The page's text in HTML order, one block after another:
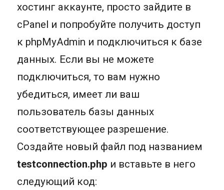
хостинг аккаунте, просто зайдите в
cPanel и попробуйте получить доступ
к phpMyAdmin и подключиться к базе
данных. Если вы не можете
подключиться, то вам нужно
убедиться, имеет ли ваш
пользователь базы данных
соответствующее разрешение.
Создайте новый файл под названием
testconnection.php и вставьте в него
следующий код: